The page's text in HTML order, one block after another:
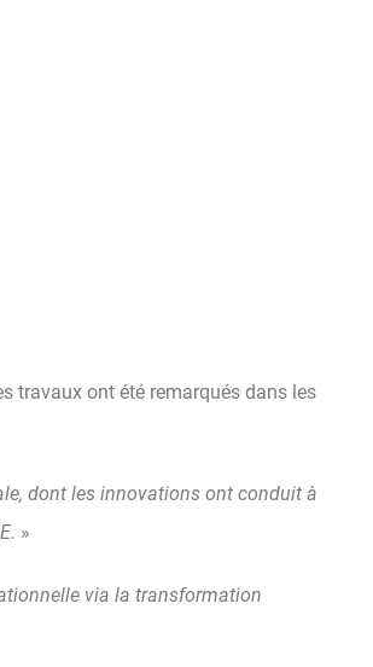
travaux ont été remarqués dans les
dont les innovations ont conduit à
»
via la transformation